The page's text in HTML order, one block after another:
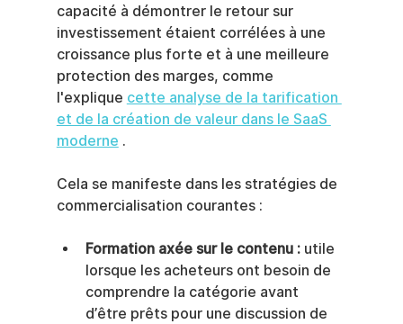
capacité à démontrer le retour sur
investissement étaient corrélées à une
croissance plus forte et à une meilleure
protection des marges, comme
l'explique cette analyse de la tarification
et de la création de valeur dans le SaaS
moderne .
Cela se manifeste dans les stratégies de
commercialisation courantes :
Formation axée sur le contenu : utile
lorsque les acheteurs ont besoin de
comprendre la catégorie avant
d’être prêts pour une discussion de